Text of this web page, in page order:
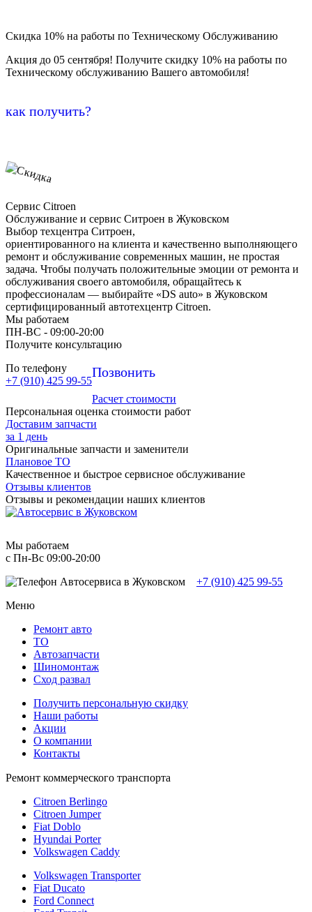
Скидка 10% на работы по Техническому Обслуживанию
Акция до 05 сентября! Получите скидку 10% на работы по
Техническому обслуживанию Вашего автомобиля!
как получить?
Сервис Citroen
Обслуживание и сервис Ситроен в Жуковском
Выбор техцентра Ситроен,
ориентированного на клиента и качественно выполняющего
ремонт и обслуживание современных машин, не простая
задача. Чтобы получать положительные эмоции от ремонта и
обслуживания своего автомобиля, обращайтесь к
профессионалам — выбирайте «DS auto» в Жуковском
сертифицированный автотехцентр Citroen.
Мы работаем
ПН-ВC - 09:00-20:00
Получите консультацию
По телефону
+7 (910) 425 99-55
Позвонить
Расчет стоимости
Персональная оценка стоимости работ
Доставим запчасти
за 1 день
Оригинальные запчасти и заменители
Плановое ТО
Качественное и быстрое сервисное обслуживание
Отзывы клиентов
Отзывы и рекомендации наших клиентов
Мы работаем
с Пн-Вc 09:00-20:00
+7 (910) 425 99-55
Меню
Ремонт авто
TO
Автозапчасти
Шиномонтаж
Сход развал
Получить персональную скидку
Наши работы
Акции
О компании
Контакты
Ремонт коммерческого транспорта
Citroen Berlingo
Citroen Jumper
Fiat Doblo
Hyundai Porter
Volkswagen Caddy
Volkswagen Transporter
Fiat Ducato
Ford Connect